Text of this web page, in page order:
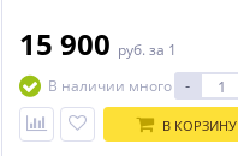
15 900 руб. за 1
В наличии много
-
В КОРЗИНУ